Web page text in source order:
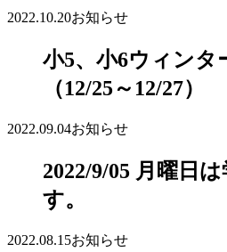
2022.10.20お知らせ
小5、小6ウィンタ
（12/25～12/27）
2022.09.04お知らせ
2022/9/05 月曜日
す。
2022.08.15お知らせ